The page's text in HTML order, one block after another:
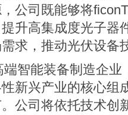
公司既能够将
升高集成度光子器
求，推动光伏设备
智能装备制造企
新兴产业的核心组
公司将依托技术创